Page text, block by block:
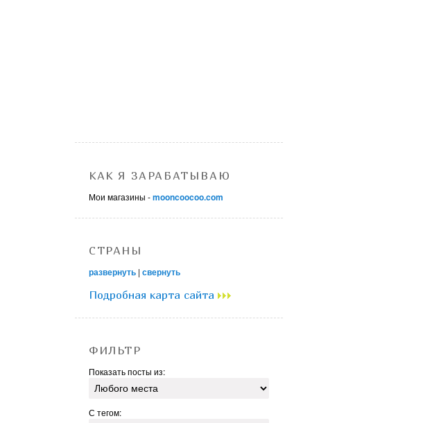
КАК Я ЗАРАБАТЫВАЮ
Мои магазины -mooncoocoo.com
СТРАНЫ
развернуть | свернуть
Подробная карта сайта
ФИЛЬТР
Показать посты из:
С тегом: